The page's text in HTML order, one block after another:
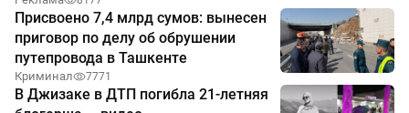
Присвоено 7,4 млрд сумов: вынесен
приговор по делу об обрушении
путепровода в Ташкенте
Криминал 7771
В Джизаке в ДТП погибла 21-летняя